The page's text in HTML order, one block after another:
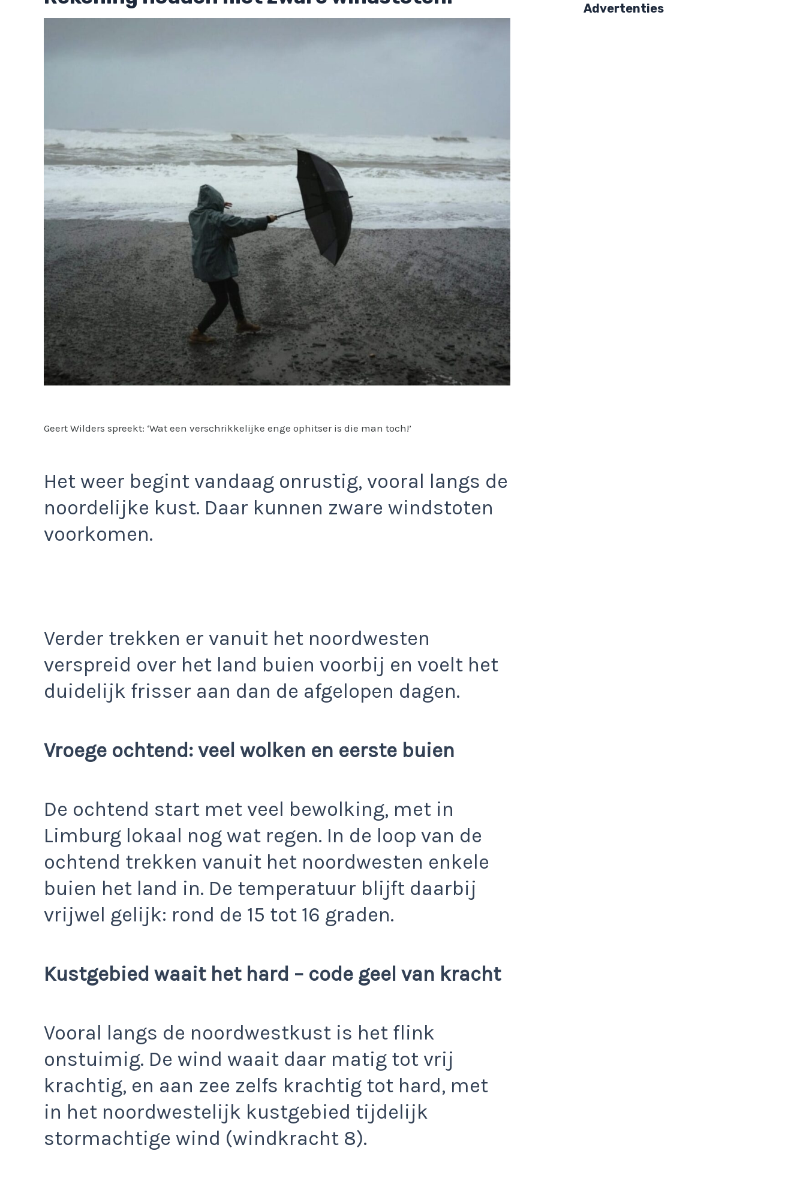
Geert Wilders spreekt: ‘Wat een verschrikkelijke enge ophitser is die man toch!’
Het weer begint vandaag onrustig, vooral langs de
noordelijke kust. Daar kunnen zware windstoten
voorkomen.
Verder trekken er vanuit het noordwesten
verspreid over het land buien voorbij en voelt het
duidelijk frisser aan dan de afgelopen dagen.
Vroege ochtend: veel wolken en eerste buien
De ochtend start met veel bewolking, met in
Limburg lokaal nog wat regen. In de loop van de
ochtend trekken vanuit het noordwesten enkele
buien het land in. De temperatuur blijft daarbij
vrijwel gelijk: rond de 15 tot 16 graden.
Kustgebied waait het hard – code geel van kracht
Vooral langs de noordwestkust is het flink
onstuimig. De wind waait daar matig tot vrij
krachtig, en aan zee zelfs krachtig tot hard, met
in het noordwestelijk kustgebied tijdelijk
stormachtige wind (windkracht 8).
Advertenties